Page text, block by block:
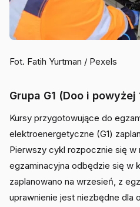
Fot. Fatih Yurtman / Pexels
Grupa G1 (Doo i powyżej
Kursy przygotowujące do
elektroenergetyczne (G1)
Pierwszy cykl rozpocznie się w
egzaminacyjna odbędzie się w
zaplanowano na wrzesień, z
uprawnienie jest niezbędne dla